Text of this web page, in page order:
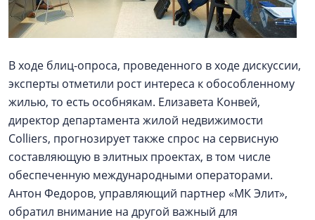
В ходе блиц-опроса, проведенного в ходе дискуссии,
эксперты отметили рост интереса к обособленному
жилью, то есть особнякам. Елизавета Конвей,
директор департамента жилой недвижимости
Colliers, прогнозирует также спрос на сервисную
составляющую в элитных проектах, в том числе
обеспеченную международными операторами.
Антон Федоров, управляющий партнер «МК Элит»,
обратил внимание на другой важный для